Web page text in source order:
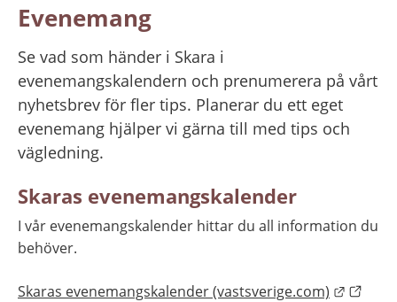
Evenemang
Se vad som händer i Skara i
evenemangskalendern och prenumerera på vårt
nyhetsbrev för fler tips. Planerar du ett eget
evenemang hjälper vi gärna till med tips och
vägledning.
Skaras evenemangskalender
I vår evenemangskalender hittar du all information du
behöver.
Skaras evenemangskalender (vastsverige.com) Länk